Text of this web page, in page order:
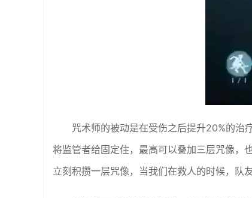
咒术师的被动是在受伤之后提升20%的治
将监管者给固定住，最高可以叠加三层咒像，
立刻积攒一层咒像，当我们在救人的时候，队